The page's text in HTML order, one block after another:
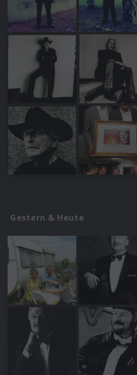
Gestern & Heute